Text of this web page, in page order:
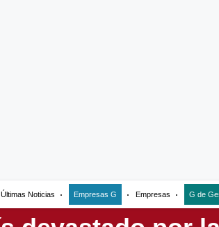
Últimas Noticias Empresas G Empresas G de